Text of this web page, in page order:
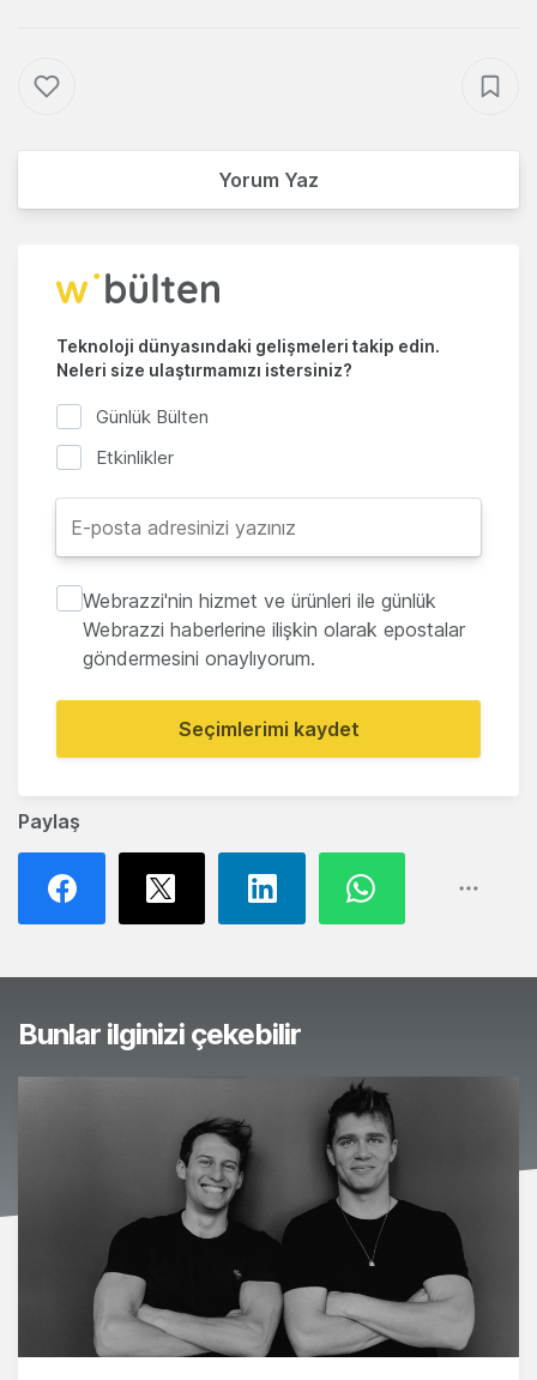
Paylaş
Yorum Yaz
Teknoloji dünyasındaki gelişmeleri takip edin.
Neleri size ulaştırmamızı istersiniz?
Günlük Bülten
Etkinlikler
Webrazzi'nin hizmet ve ürünleri ile günlük
Webrazzi haberlerine ilişkin olarak epostalar
göndermesini onaylıyorum.
Seçimlerimi kaydet
Bunlar ilginizi çekebilir